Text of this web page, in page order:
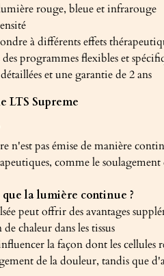
rouge, bleue et infrarouge
à différents effets
programmes flexibles et
et une garantie de 2 ans
LTS Supreme
pas émise de manière
comme le
la lumière continue ?
peut offrir des avantages
chaleur dans les tissus
la façon dont les cellules
de la douleur, tandis que